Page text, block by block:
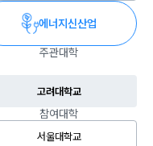
에너지신산업
주관대학
고려대학교
참여대학
서울대학교